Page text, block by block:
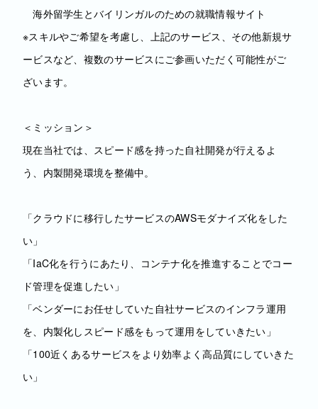
海外留学生とバイリンガルのための就職情報サイト
※スキルやご希望を考慮し、上記のサービス、その他新規サ
ービスなど、複数のサービスにご参画いただく可能性がご
ざいます。
＜ミッション＞
現在当社では、スピード感を持った自社開発が行えるよ
う、内製開発環境を整備中。
「クラウドに移行したサービスのAWSモダナイズ化をした
い」
「IaC化を行うにあたり、コンテナ化を推進することでコー
ド管理を促進したい」
「ベンダーにお任せしていた自社サービスのインフラ運用
を、内製化しスピード感をもって運用をしていきたい」
「100近くあるサービスをより効率よく高品質にしていきた
い」